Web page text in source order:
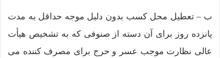
ب – تعطیل محل کسب بدون دلیل موجه حداقل به مدت
پانزده روز برای آن دسته ‌از صنوفی که به تشخیص هیأت
عالی نظارت موجب عسر و حرج برای مصرف کننده می